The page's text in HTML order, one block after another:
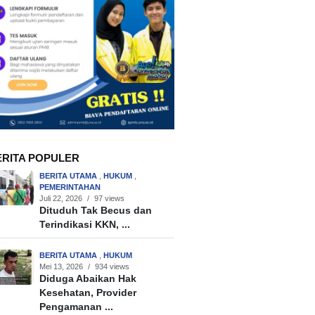
POPULER
BERITA UTAMA , HUKUM ,
PEMERINTAHAN
Juli 22, 2026
/ 97 views
Dituduh Tak Becus dan
Terindikasi KKN, ...
BERITA UTAMA , HUKUM
Mei 13, 2026
/ 934 views
Diduga Abaikan Hak
Kesehatan, Provider
Pengamanan ...